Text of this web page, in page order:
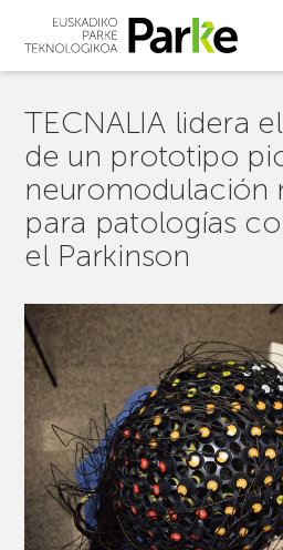
TECNALIA lidera
de un prototipo
neuromodulación
para patologías
el Parkinson